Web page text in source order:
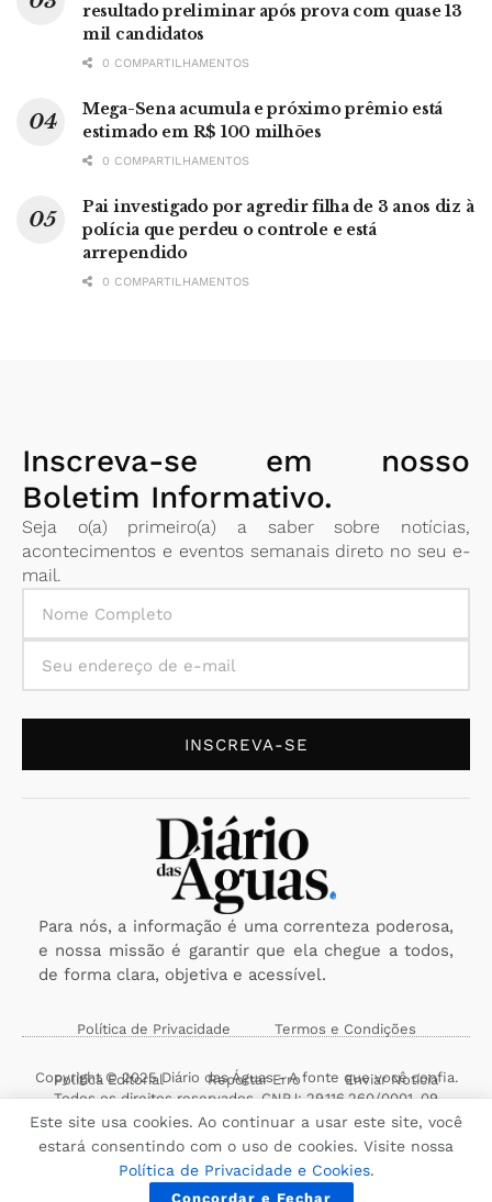
resultado preliminar após prova com quase 13
mil candidatos
0 COMPARTILHAMENTOS
Mega-Sena acumula e próximo prêmio está
estimado em R$ 100 milhões
0 COMPARTILHAMENTOS
Pai investigado por agredir filha de 3 anos diz à
polícia que perdeu o controle e está
arrependido
0 COMPARTILHAMENTOS
Inscreva-se em nosso
Boletim Informativo.
Seja o(a) primeiro(a) a saber sobre notícias,
acontecimentos e eventos semanais direto no seu e-
mail.
INSCREVA-SE
Para nós, a informação é uma correnteza poderosa,
e nossa missão é garantir que ela chegue a todos,
de forma clara, objetiva e acessível.
Política de Privacidade Termos e Condições
Política Editorial Reportar Erro Enviar Notícia
Copyright © 2025 Diário das Águas - A fonte que você confia.
Todos os direitos reservados. CNPJ: 29.116.260/0001-09
Este site usa cookies. Ao continuar a usar este site, você
estará consentindo com o uso de cookies. Visite nossa
Política de Privacidade e Cookies.
Concordar e Fechar